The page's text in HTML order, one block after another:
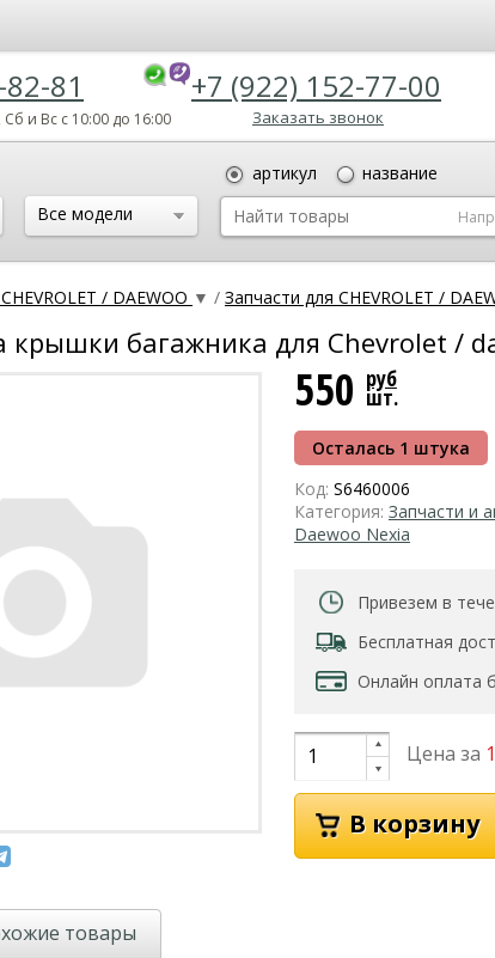
81 +7 (922) 152-77-00
и Вс с 10:00 до 16:00 Заказать звонок
Все модели
артикул название
/ DAEWOO ▼ / Запчасти для CHEVROLET /
багажника для Chevrolet /
550 руб
шт.
Осталась 1 штука
Код: S6460006
Категория: Запчасти и
Daewoo Nexia
Привезем в
Бесплатная
Онлайн оплата
Цена за
товары